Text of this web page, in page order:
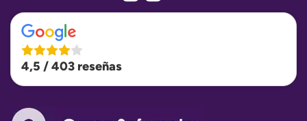
4,5 / 403 reseñas